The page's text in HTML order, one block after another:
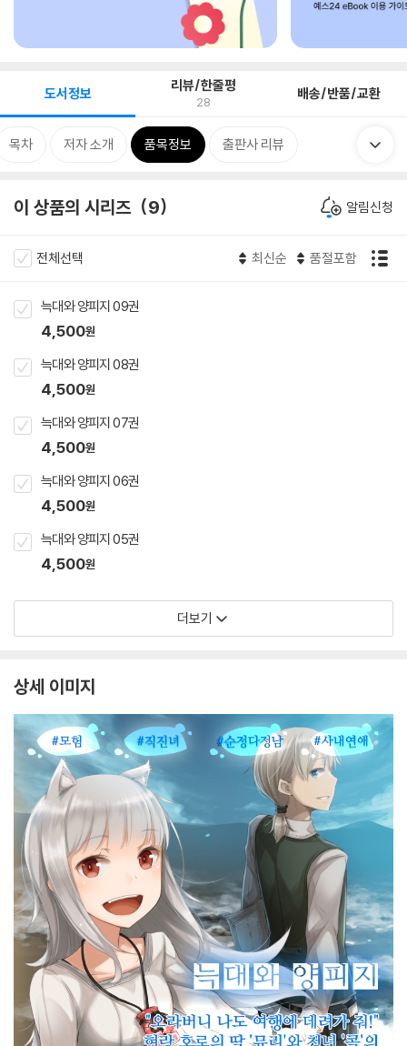
도서정보 리뷰/한줄평
28 배송/반품/교환
목차 저자 소개 품목정보 출판사 리뷰
이 상품의 시리즈 9 알림신청
전체선택 최신순 품절포함
늑대와 양피지 09권
4,500원
늑대와 양피지 08권
4,500원
늑대와 양피지 07권
4,500원
늑대와 양피지 06권
4,500원
늑대와 양피지 05권
4,500원
더보기
상세 이미지